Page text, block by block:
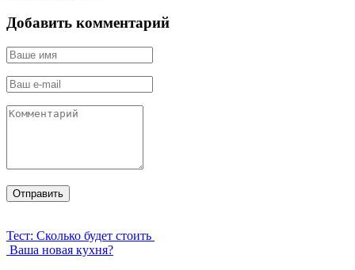
Добавить комментарий
Тест: Сколько будет стоить
Ваша новая кухня?